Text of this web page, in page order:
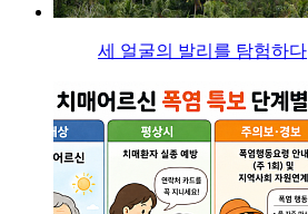
세 얼굴의 발리를 탐험하다